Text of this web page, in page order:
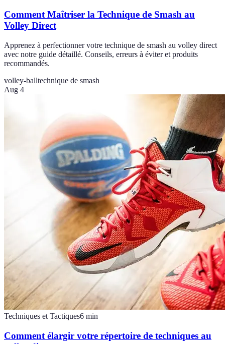
Comment Maîtriser la Technique de Smash au
Volley Direct
Apprenez à perfectionner votre technique de smash au volley direct
avec notre guide détaillé. Conseils, erreurs à éviter et produits
recommandés.
volley-balltechnique de smash
Aug 4
Techniques et Tactiques6 min
Comment élargir votre répertoire de techniques au